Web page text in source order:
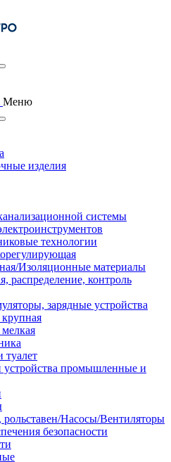
Меню
изделия
системы
технологии
Изоляционные материалы
распределение, контроль
зарядные устройства
туалет
устройства промышленные и
рольставен/Насосы/Вентиляторы
безопасности